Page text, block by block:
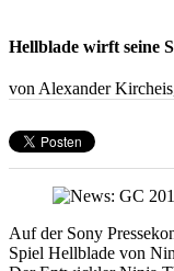
Hellblade wirft seine
von Alexander
Auf der Sony
Spiel Hellblade von